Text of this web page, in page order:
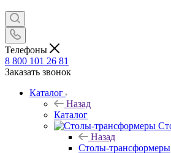
Телефоны
8 800 101 26 81
Заказать звонок
Каталог
Назад
Каталог
Назад
Столы-трансформеры